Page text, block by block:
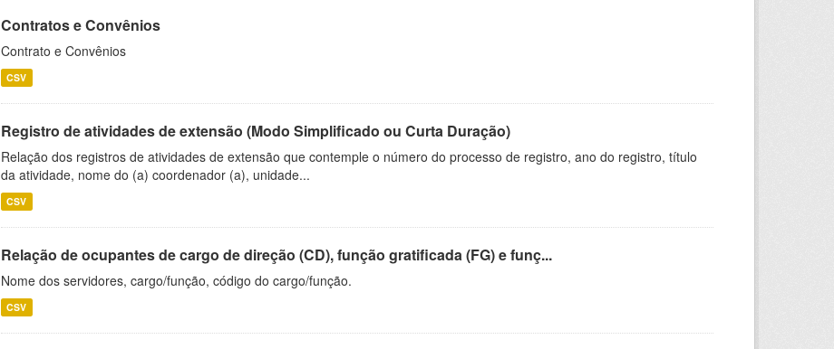
Contratos e Convênios
Contrato e Convênios
CSV
Registro de atividades de extensão (Modo Simplificado ou Curta Duração)
Relação dos registros de atividades de extensão que contemple o número do processo de registro, ano do registro, título
da atividade, nome do (a) coordenador (a), unidade...
CSV
Relação de ocupantes de cargo de direção (CD), função gratificada (FG) e funç...
Nome dos servidores, cargo/função, código do cargo/função.
CSV